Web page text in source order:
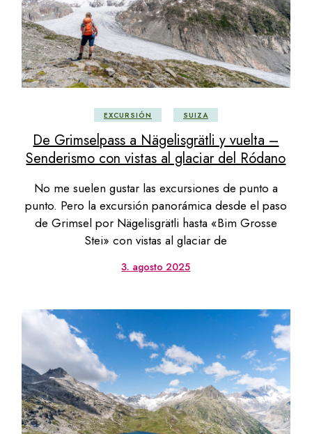
EXCURSIÓN SUIZA
De Grimselpass a Nägelisgrätli y vuelta –
Senderismo con vistas al glaciar del Ródano
No me suelen gustar las excursiones de punto a
punto. Pero la excursión panorámica desde el paso
de Grimsel por Nägelisgrätli hasta «Bim Grosse
Stei» con vistas al glaciar de
3. agosto 2025